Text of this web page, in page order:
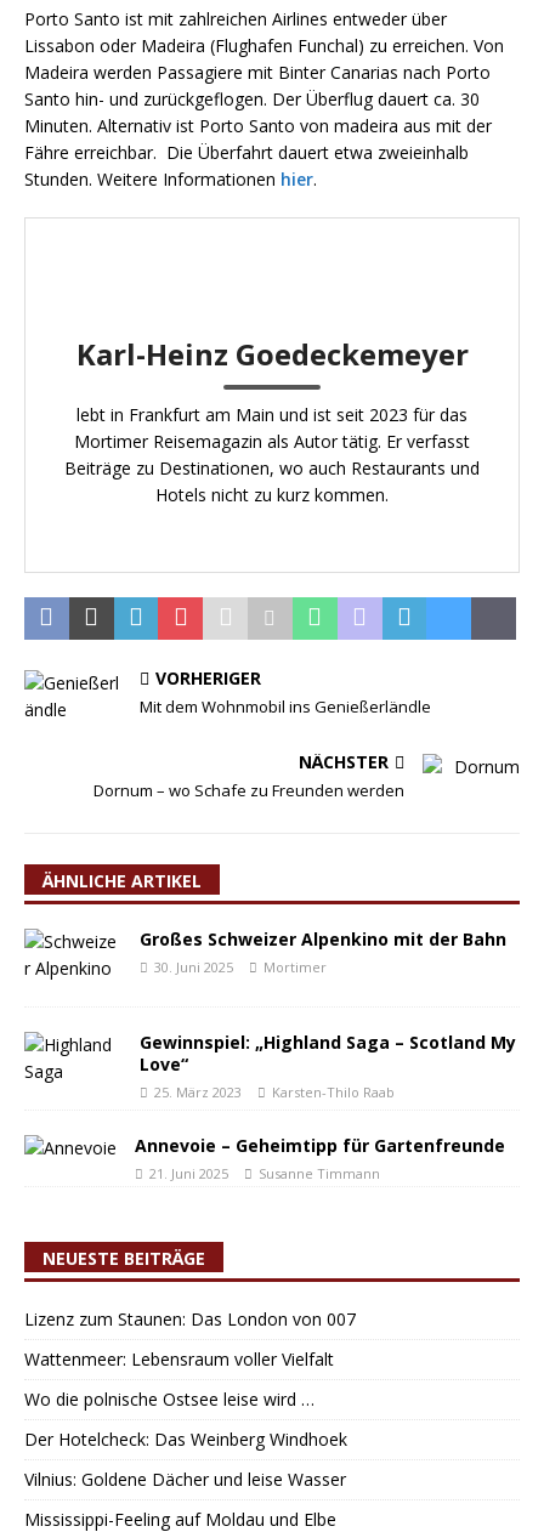
Porto Santo ist mit zahlreichen Airlines entweder über
Lissabon oder Madeira (Flughafen Funchal) zu erreichen. Von
Madeira werden Passagiere mit Binter Canarias nach Porto
Santo hin- und zurückgeflogen. Der Überflug dauert ca. 30
Minuten. Alternativ ist Porto Santo von madeira aus mit der
Fähre erreichbar. Die Überfahrt dauert etwa zweieinhalb
Stunden. Weitere Informationen hier.
Karl-Heinz Goedeckemeyer
lebt in Frankfurt am Main und ist seit 2023 für das
Mortimer Reisemagazin als Autor tätig. Er verfasst
Beiträge zu Destinationen, wo auch Restaurants und
Hotels nicht zu kurz kommen.
VORHERIGER
Mit dem Wohnmobil ins Genießerländle
NÄCHSTER
Dornum – wo Schafe zu Freunden werden
ÄHNLICHE ARTIKEL
Großes Schweizer Alpenkino mit der Bahn
30. Juni 2025 Mortimer
Gewinnspiel: „Highland Saga – Scotland My
Love“
25. März 2023 Karsten-Thilo Raab
Annevoie – Geheimtipp für Gartenfreunde
21. Juni 2025 Susanne Timmann
NEUESTE BEITRÄGE
Lizenz zum Staunen: Das London von 007
Wattenmeer: Lebensraum voller Vielfalt
Wo die polnische Ostsee leise wird …
Der Hotelcheck: Das Weinberg Windhoek
Vilnius: Goldene Dächer und leise Wasser
Mississippi-Feeling auf Moldau und Elbe